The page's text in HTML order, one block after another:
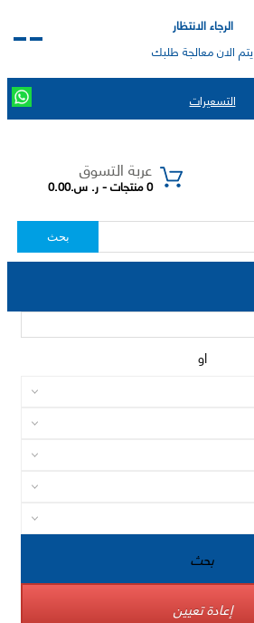
الرجاء الانتظار
يتم الان معالجة طلبك
التسعيرات
عربة التسوق
0 منتجات - ر. س.0.00
بحث
او
بحث
إعادة تعيين